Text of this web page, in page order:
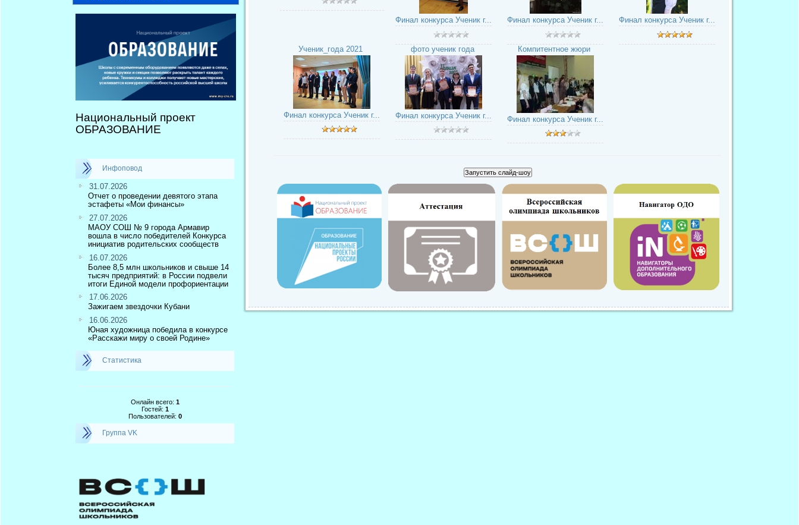
Национальный проект
ОБРАЗОВАНИЕ
Инфоповод
31.07.2026
Отчет о проведении девятого этапа
эстафеты «Мои финансы»
27.07.2026
МАОУ СОШ № 9 города Армавир
вошла в число победителей Конкурса
инициатив родительских сообществ
16.07.2026
Более 8,5 млн школьников и свыше 14
тысяч предприятий: в России подвели
итоги Единой модели профориентации
17.06.2026
Зажигаем звездочки Кубани
16.06.2026
Юная художница победила в конкурсе
«Расскажи миру о своей Родине»
Статистика
Онлайн всего: 1
Гостей: 1
Пользователей: 0
Группа VK
Финал конкурса Ученик г... Финал конкурса Ученик г... Финал конкурса Ученик г...
Ученик_года 2021
Финал конкурса Ученик г...
фото ученик года
Финал конкурса Ученик г...
Компитентное жюри
Финал конкурса Ученик г...